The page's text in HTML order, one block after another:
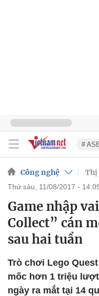
#
Công nghệ Thị
thứ sáu, 11/08/2017 -
Game nhập
Collect” cán
sau hai tuần
Trò chơi Lego
mốc hơn 1 triệu
ngày ra mắt tại 14